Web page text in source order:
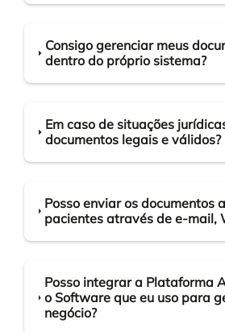
Consigo gerenciar meus
dentro do próprio sistema?
Em caso de situações
documentos legais e válidos?
Posso enviar os documentos
pacientes através de e-mail,
Posso integrar a Plataforma
o Software que eu uso para
negócio?